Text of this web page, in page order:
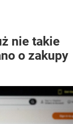
nie takie
o zakupy